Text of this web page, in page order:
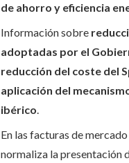
de ahorro y eficiencia
Información sobre
adoptadas por el
reducción del coste del
aplicación del
ibérico.
En las facturas de
normaliza la presentación